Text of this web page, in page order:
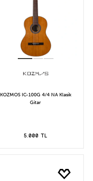
KOZMOS IC-100G 4/4 NA Klasik
Gitar
5.000 TL